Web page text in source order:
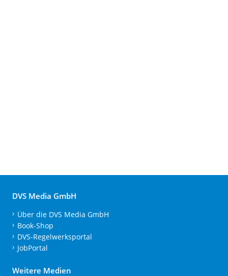
DVS Media GmbH
Über die DVS Media GmbH
Book-Shop
DVS-Regelwerksportal
JobPortal
Weitere Medien